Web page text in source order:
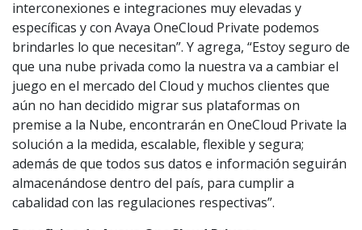
interconexiones e integraciones muy elevadas y
específicas y con Avaya OneCloud Private podemos
brindarles lo que necesitan”. Y agrega, “Estoy seguro de
que una nube privada como la nuestra va a cambiar el
juego en el mercado del Cloud y muchos clientes que
aún no han decidido migrar sus plataformas on
premise a la Nube, encontrarán en OneCloud Private la
solución a la medida, escalable, flexible y segura;
además de que todos sus datos e información seguirán
almacenándose dentro del país, para cumplir a
cabalidad con las regulaciones respectivas”.